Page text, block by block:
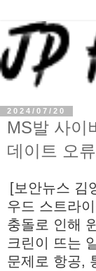
2024/07/20
MS발 사이
데이트 오
[보안뉴스 김
우드 스트라
충돌로 인해
크린이 뜨는
문제로 항공,